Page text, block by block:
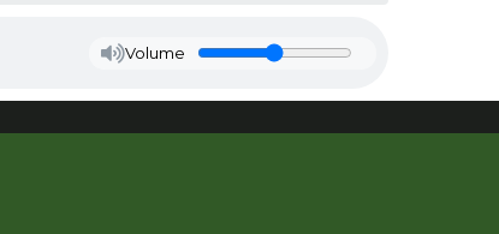
Volume